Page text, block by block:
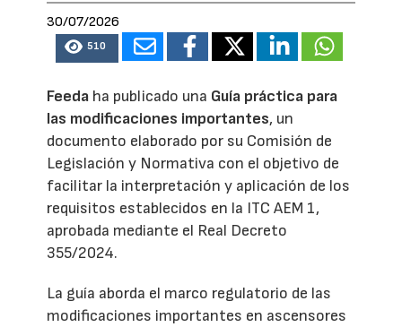
30/07/2026
510
Feeda ha publicado una Guía práctica para
las modificaciones importantes, un
documento elaborado por su Comisión de
Legislación y Normativa con el objetivo de
facilitar la interpretación y aplicación de los
requisitos establecidos en la ITC AEM 1,
aprobada mediante el Real Decreto
355/2024.
La guía aborda el marco regulatorio de las
modificaciones importantes en ascensores